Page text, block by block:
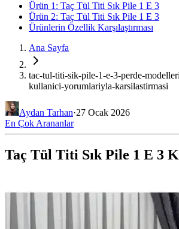
Ürün 1: Taç Tül Titi Sık Pile 1 E 3
Ürün 2: Taç Tül Titi Sık Pile 1 E 3
Ürünlerin Özellik Karşılaştırması
Ana Sayfa
tac-tul-titi-sik-pile-1-e-3-perde-
kullanici-yorumlariyla-karsilastirmasi
Aydan Tarhan·27 Ocak 2026
En Çok Arananlar
Taç Tül Titi Sık Pile 1 E 3